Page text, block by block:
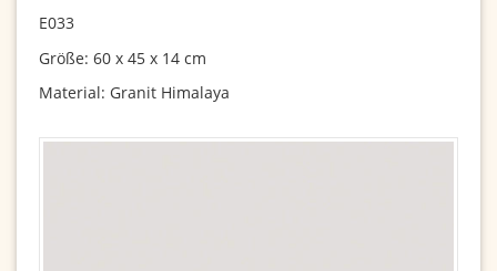
E033
Größe: 60 x 45 x 14 cm
Material: Granit Himalaya